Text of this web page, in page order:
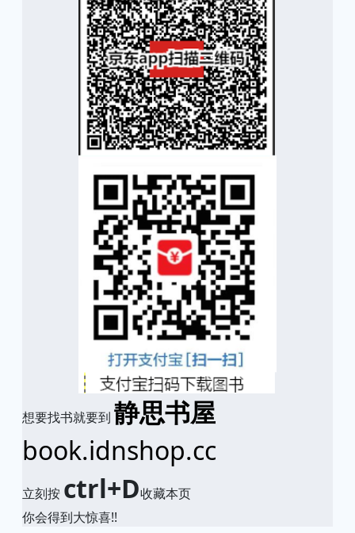
想要找书就要到 静思书屋
book.idnshop.cc
立刻按 ctrl+D收藏本页
你会得到大惊喜!!